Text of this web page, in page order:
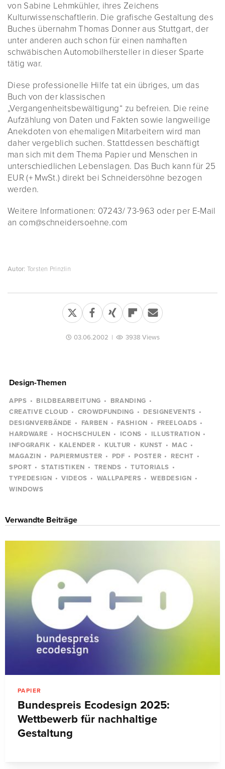
von Sabine Lehmkühler, ihres Zeichens
Kulturwissenschaftlerin. Die grafische Gestaltung des
Buches übernahm Thomas Donner aus Stuttgart, der
unter anderen auch schon für einen namhaften
schwäbischen Automobilhersteller in dieser Sparte
tätig war.
Diese professionelle Hilfe tat ein übriges, um das
Buch von der klassischen
„Vergangenheitsbewältigung“ zu befreien. Die reine
Aufzählung von Daten und Fakten sowie langweilige
Anekdoten von ehemaligen Mitarbeitern wird man
daher vergeblich suchen. Stattdessen beschäftigt
man sich mit dem Thema Papier und Menschen in
unterschiedlichen Lebenslagen. Das Buch kann für 25
EUR (+ MwSt.) direkt bei Schneidersöhne bezogen
werden.
Weitere Informationen: 07243/ 73-963 oder per E-Mail
an com@schneidersoehne.com
Autor: Torsten Prinzlin
03.06.2002 | 3938 Views
Design-Themen
APPS BILDBEARBEITUNG
BRANDING
CREATIVE CLOUD
CROWDFUNDING
DESIGNEVENTS
DESIGNVERBÄNDE
FARBEN FASHION
FREELOADS
HARDWARE
HOCHSCHULEN ICONS
ILLUSTRATION
INFOGRAFIK
KALENDER KULTUR KUNST
MAC
MAGAZIN
PAPIERMUSTER PDF POSTER
RECHT
SPORT
STATISTIKEN TRENDS
TUTORIALS
TYPEDESIGN
VIDEOS WALLPAPERS
WEBDESIGN
WINDOWS
Verwandte Beiträge
PAPIER
Bundespreis Ecodesign 2025:
Wettbewerb für nachhaltige
Gestaltung